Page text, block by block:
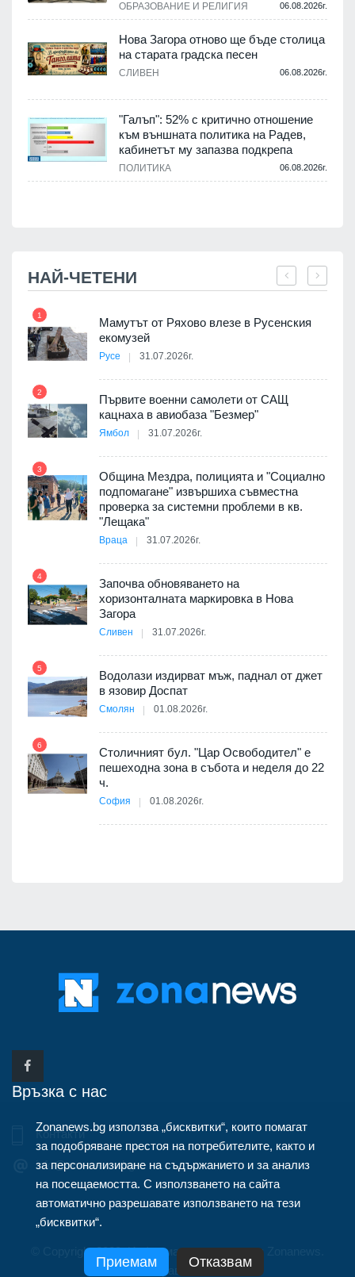
ОБРАЗОВАНИЕ И РЕЛИГИЯ 06.08.2026г.
Нова Загора отново ще бъде столица
на старата градска песен
СЛИВЕН 06.08.2026г.
"Галъп": 52% с критично отношение
към външната политика на Радев,
кабинетът му запазва подкрепа
ПОЛИТИКА 06.08.2026г.
НАЙ-ЧЕТЕНИ
1
Мамутът от Ряхово влезе в Русенския
екомузей
Русе 31.07.2026г.
2
Първите военни самолети от САЩ
кацнаха в авиобаза "Безмер"
Ямбол 31.07.2026г.
3
Община Мездра, полицията и "Социално
подпомагане" извършиха съвместна
проверка за системни проблеми в кв.
"Лещака"
Враца 31.07.2026г.
4
Започва обновяването на
хоризонталната маркировка в Нова
Загора
Сливен 31.07.2026г.
5
Водолази издирват мъж, паднал от джет
в язовир Доспат
Смолян 01.08.2026г.
6
Столичният бул. "Цар Освободител" е
пешеходна зона в събота и неделя до 22
ч.
София 01.08.2026г.
Връзка с нас
Контакти
info@zonanews.bg
© Copyright 2020, Информационна агенция Zonanews.
Всички права запазени.
Zonanews.bg използва „бисквитки“, които помагат
за подобряване престоя на потребителите, както и
за персонализиране на съдържанието и за анализ
на посещаемостта. С използването на сайта
автоматично разрешавате използването на тези
„бисквитки“.
Приемам Отказвам